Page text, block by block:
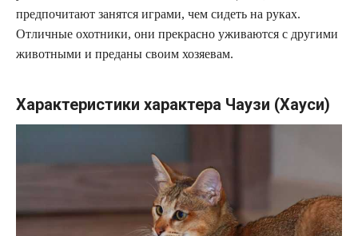
предпочитают занятся играми, чем сидеть на руках.
Отличные охотники, они прекрасно уживаются с другими
животными и преданы своим хозяевам.
Характеристики характера Чаузи (Хауси)